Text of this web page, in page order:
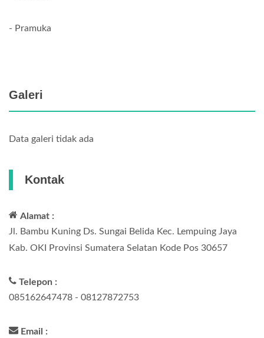
Kontak
Alamat :
Jl. Bambu Kuning Ds. Sungai Belida Kec. Lempuing Jaya
Kab. OKI Provinsi Sumatera Selatan Kode Pos 30657
Telepon :
085162647478 - 08127872753
Email :
- Pramuka
Galeri
Data galeri tidak ada